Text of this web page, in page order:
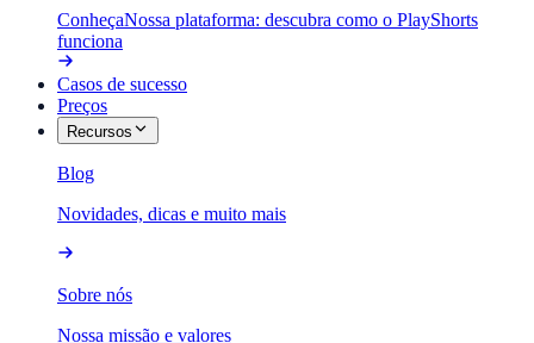
ConheçaNossa plataforma: descubra como o PlayShorts
funciona
Casos de sucesso
Preços
Recursos
Blog
Novidades, dicas e muito mais
Sobre nós
Nossa missão e valores